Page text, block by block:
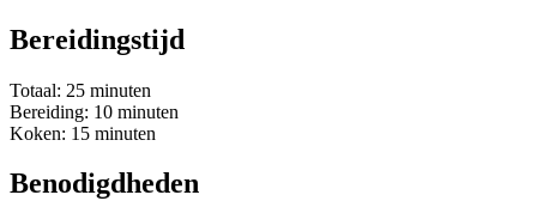
Bereidingstijd
Totaal: 25 minuten
Bereiding: 10 minuten
Koken: 15 minuten
Benodigdheden